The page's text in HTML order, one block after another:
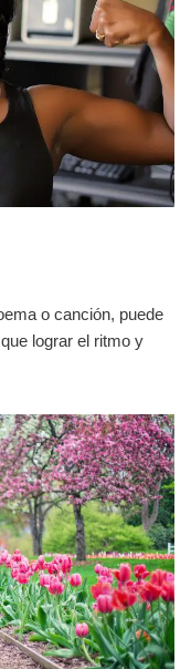
o canción, puede
lograr el ritmo y